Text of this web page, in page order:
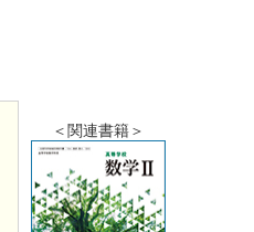
＜関連書籍＞